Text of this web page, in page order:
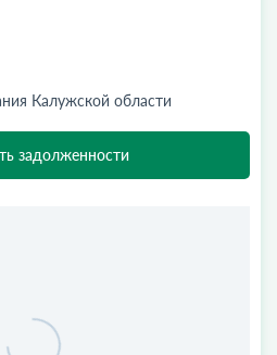
Калужской области
задолженности